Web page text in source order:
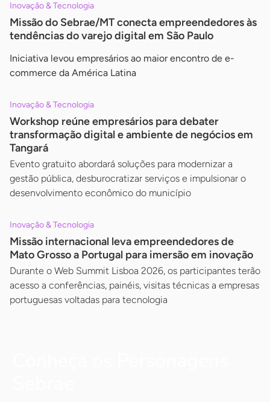
Inovação & Tecnologia
Missão do Sebrae/MT conecta empreendedores às
tendências do varejo digital em São Paulo
Iniciativa levou empresários ao maior encontro de e-
commerce da América Latina
Inovação & Tecnologia
Workshop reúne empresários para debater
transformação digital e ambiente de negócios em
Tangará
Evento gratuito abordará soluções para modernizar a
gestão pública, desburocratizar serviços e impulsionar o
desenvolvimento econômico do município
Inovação & Tecnologia
Missão internacional leva empreendedores de
Mato Grosso a Portugal para imersão em inovação
Durante o Web Summit Lisboa 2026, os participantes terão
acesso a conferências, painéis, visitas técnicas a empresas
portuguesas voltadas para tecnologia